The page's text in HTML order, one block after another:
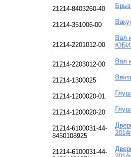
21214-8403260-40
21214-351006-00
21214-2201012-00
Вал
21214-2203012-00 Вал
21214-1300025
21214-1200020-01
21214-1200020-20
21214-6100031-44-
8450108925
21214-6100031-44-